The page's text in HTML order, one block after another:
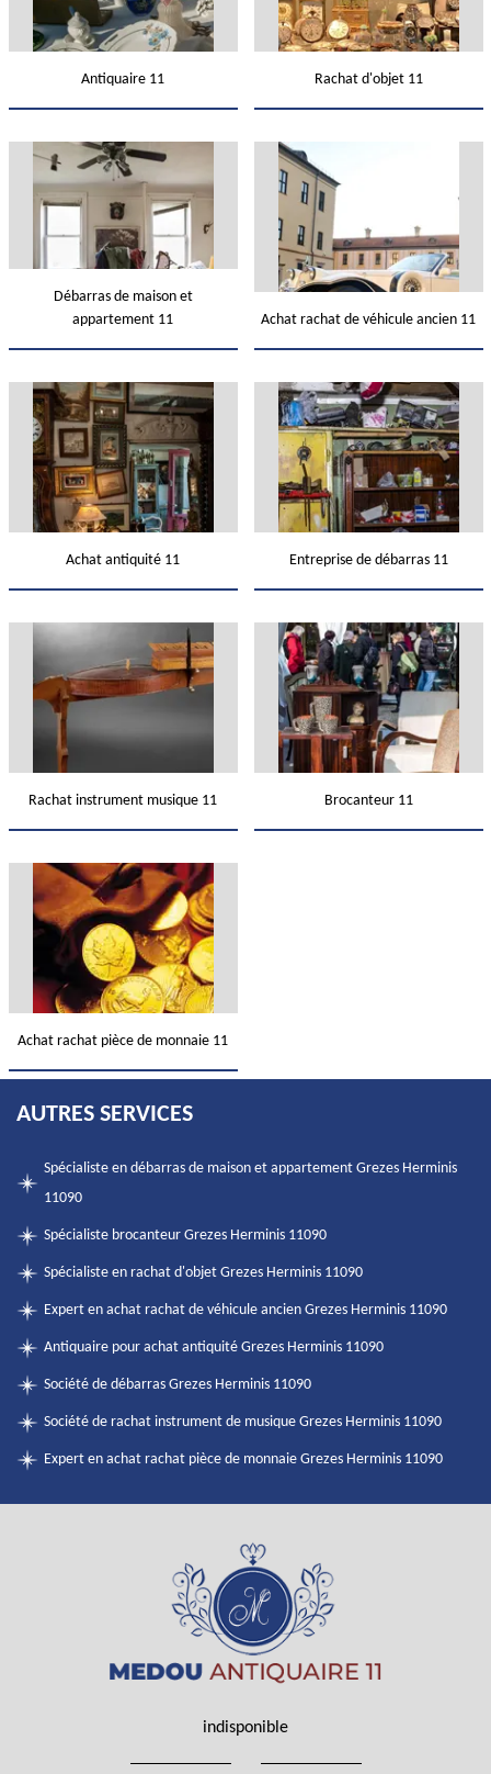
Antiquaire 11 Rachat d'objet 11
Débarras de maison et
appartement 11
Achat rachat de véhicule ancien 11
Achat antiquité 11 Entreprise de débarras 11
Rachat instrument musique 11 Brocanteur 11
Achat rachat pièce de monnaie 11
AUTRES SERVICES
Spécialiste en débarras de maison et appartement Grezes Herminis
11090
Spécialiste brocanteur Grezes Herminis 11090
Spécialiste en rachat d'objet Grezes Herminis 11090
Expert en achat rachat de véhicule ancien Grezes Herminis 11090
Antiquaire pour achat antiquité Grezes Herminis 11090
Société de débarras Grezes Herminis 11090
Société de rachat instrument de musique Grezes Herminis 11090
Expert en achat rachat pièce de monnaie Grezes Herminis 11090
indisponible